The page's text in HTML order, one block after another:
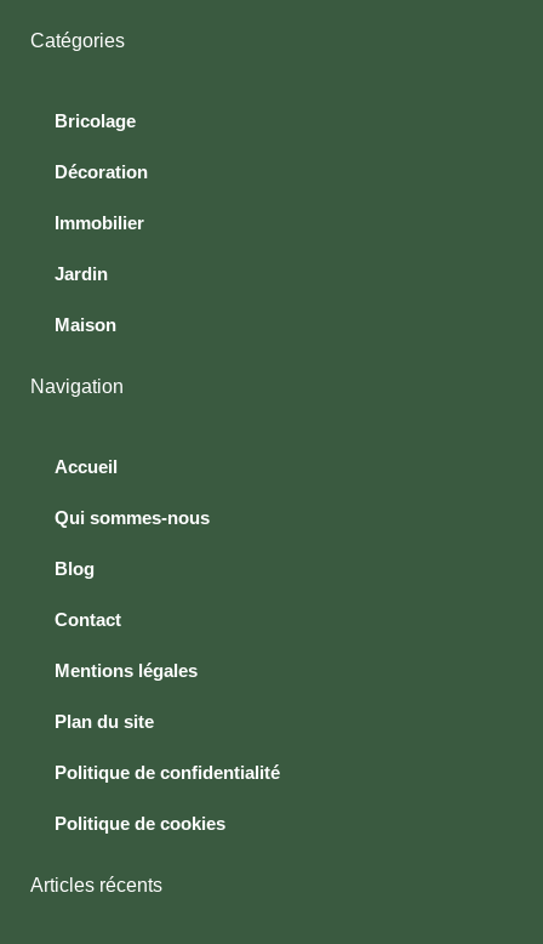
Catégories
Bricolage
Décoration
Immobilier
Jardin
Maison
Navigation
Accueil
Qui sommes-nous
Blog
Contact
Mentions légales
Plan du site
Politique de confidentialité
Politique de cookies
Articles récents